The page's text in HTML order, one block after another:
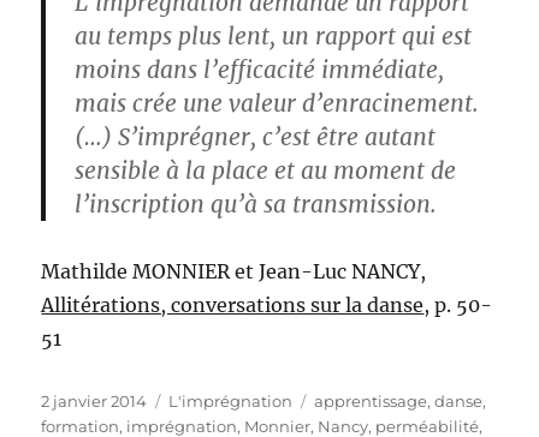
au temps plus lent, un rapport qui est
moins dans l’efficacité immédiate,
mais crée une valeur d’enracinement.
(…) S’imprégner, c’est être autant
sensible à la place et au moment de
l’inscription qu’à sa transmission.
Mathilde MONNIER et Jean-Luc NANCY,
Allitérations, conversations sur la danse, p. 50-
51
Publié
le
2 janvier 2014 Catégories
L'imprégnation Étiquettes
apprentissage,danse,
formation, imprégnation, Monnier, Nancy, perméabilité,